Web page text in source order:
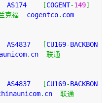
AS174
[COGENT-149]
克福
  cogentco
. com
AS4837
[CU169-BACKBON
. cn 联通
AS4837
[CU169-BACKBON
. cn 联通